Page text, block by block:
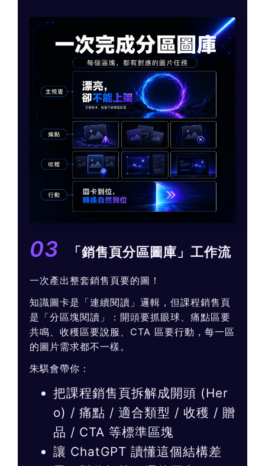
03 「銷售頁分區圖庫」工作流
一次產出整套銷售頁要的圖！
知識圖卡是「連續閱讀」邏輯，但課程銷售頁
是「分區塊閱讀」：開頭要抓眼球、痛點區要
共鳴、收穫區要說服、CTA 區要行動，每一區
的圖片需求都不一樣。
朱騏會帶你：
把課程銷售頁拆解成開頭 (Her
o) / 痛點 / 適合類型 / 收穫 / 贈
品 / CTA 等標準區塊
讓 ChatGPT 讀懂這個結構差